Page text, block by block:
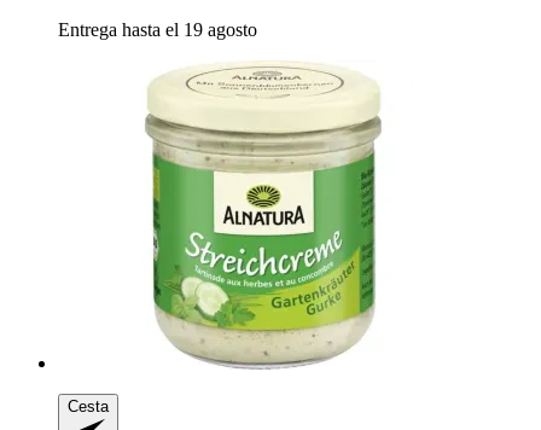
Entrega hasta el 19 agosto
Cesta